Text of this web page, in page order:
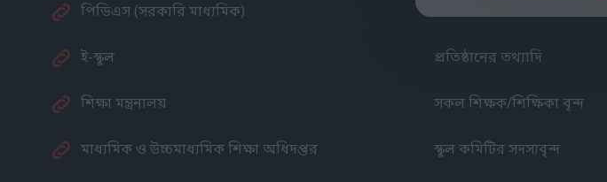
পিডিএস (সরকারি মাধ্যমিক)
ই-স্কুল
শিক্ষা মন্ত্রনালয়
মাধ্যমিক ও উচ্চমাধ্যমিক শিক্ষা অধিদপ্তর
প্রতিষ্ঠানের তথ্যাদি
সকল শিক্ষক/শিক্ষিকা বৃন্দ
স্কুল কমিটির সদস্যবৃন্দ